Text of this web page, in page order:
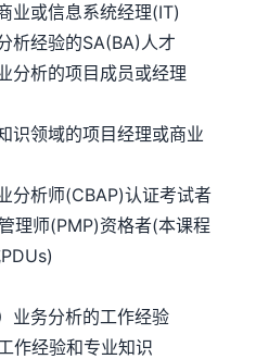
或信息系统经理(IT)
经验的SA(BA)人才
析的项目成员或经理
领域的项目经理或商业
析师(CBAP)认证考试者
师(PMP)资格者(本课程
务分析的工作经验
经验和专业知识